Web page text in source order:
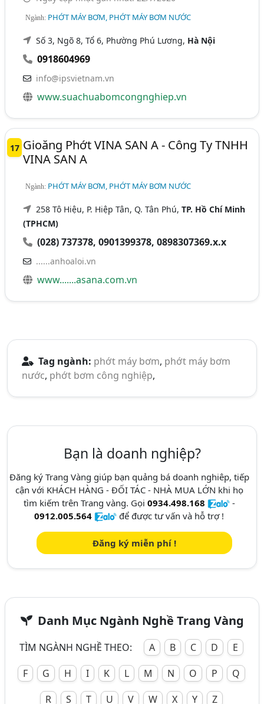
Ngành: PHỚT MÁY BƠM, PHỚT MÁY BƠM NƯỚC
Số 3, Ngõ 8, Tổ 6, Phường Phú Lương, Hà Nội
0918604969
info@ipsvietnam.vn
www.suachuabomcongnghiep.vn
17 Gioăng Phớt VINA SAN A - Công Ty TNHH
VINA SAN A
Ngành: PHỚT MÁY BƠM, PHỚT MÁY BƠM NƯỚC
258 Tô Hiệu, P. Hiệp Tân, Q. Tân Phú,TP. Hồ Chí Minh
(TPHCM)
(028) 737378, 0901399378, 0898307369.x.x
......anhoaloi.vn
www.......asana.com.vn
Tag ngành: phớt máy bơm, phớt máy bơm
nước, phớt bơm công nghiệp,
Bạn là doanh nghiệp?
Đăng ký Trang Vàng giúp bạn quảng bá doanh nghiêp, tiếp
cận với KHÁCH HÀNG - ĐỐI TÁC - NHÀ MUA LỚN khi họ
tìm kiếm trên Trang vàng. Gọi 0934.498.168
-
0912.005.564
để được tư vấn và hỗ trợ !
Đăng ký miễn phí !
Danh Mục Ngành Nghề Trang Vàng
TÌM NGÀNH NGHỀ THEO: A B C D
E
F
G H I K L M N O P
Q
R
S T U V W X Y Z